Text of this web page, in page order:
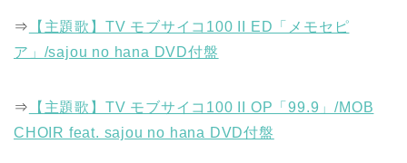
⇒
【主題歌】TV モブサイコ100 II ED「メモセピ
ア」/sajou no hana DVD付盤
⇒
【主題歌】TV モブサイコ100 II OP「99.9」/MOB
CHOIR feat. sajou no hana DVD付盤